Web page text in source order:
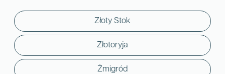
Złoty Stok
Złotoryja
Żmigród